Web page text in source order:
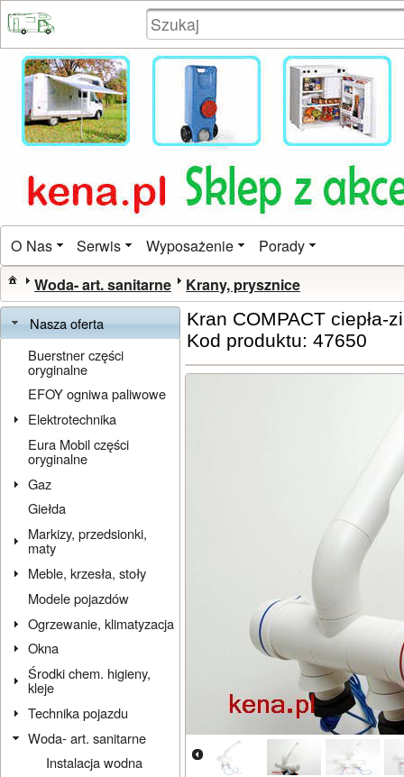
O Nas Serwis Wyposażenie Porady
Woda- art. sanitarne Krany, prysznice
Nasza oferta
Buerstner części
oryginalne
EFOY ogniwa paliwowe
Elektrotechnika
Eura Mobil części
oryginalne
Gaz
Giełda
Markizy, przedsionki,
maty
Meble, krzesła, stoły
Modele pojazdów
Ogrzewanie, klimatyzacja
Okna
Środki chem. higieny,
kleje
Technika pojazdu
Woda- art. sanitarne
Instalacja wodna
Kran COMPACT ciepła-
Kod produktu: 47650